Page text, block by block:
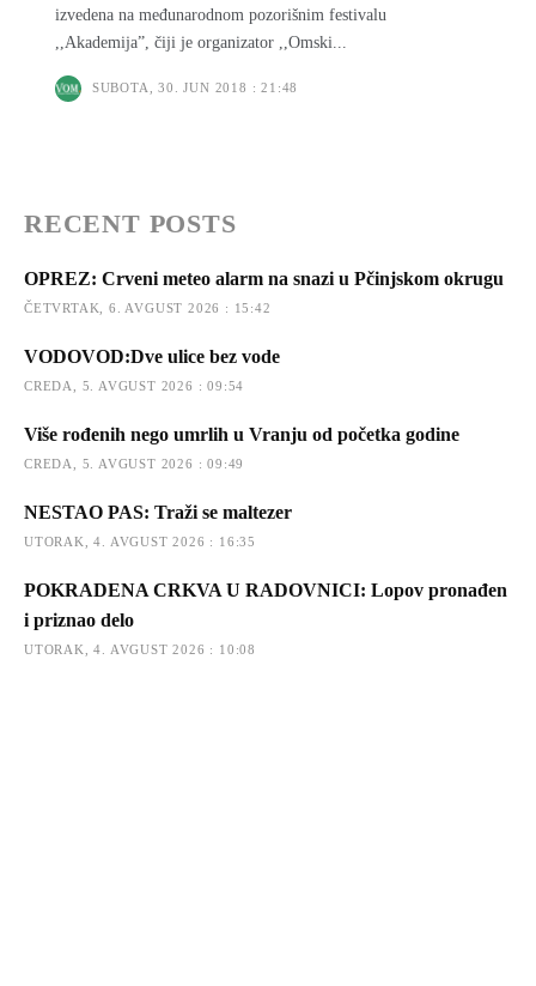
izvedena na međunarodnom pozorišnim festivalu
,,Akademija”, čiji je organizator ,,Omski...
SUBOTA, 30. JUN 2018 : 21:48
RECENT POSTS
OPREZ: Crveni meteo alarm na snazi u Pčinjskom okrugu
ČETVRTAK, 6. AVGUST 2026 : 15:42
VODOVOD:Dve ulice bez vode
CREDA, 5. AVGUST 2026 : 09:54
Više rođenih nego umrlih u Vranju od početka godine
CREDA, 5. AVGUST 2026 : 09:49
NESTAO PAS: Traži se maltezer
UTORAK, 4. AVGUST 2026 : 16:35
POKRADENA CRKVA U RADOVNICI: Lopov pronađen
i priznao delo
UTORAK, 4. AVGUST 2026 : 10:08